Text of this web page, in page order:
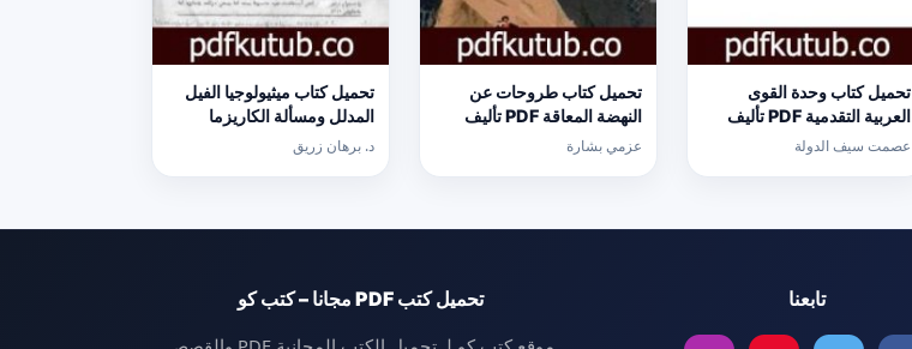
تحميل كتاب وحدة القوى
العربية التقدمية PDF تأليف
عصمت سيف الدولة مجانا
عصمت سيف الدولة
تحميل كتاب طروحات عن
النهضة المعاقة PDF تأليف
عزمي بشارة مجانا [كامل]
عزمي بشارة
تحميل كتاب ميثيولوجيا الفيل
المدلل ومسألة الكاريزما
د. برهان زريق
تابعنا
تحميل كتب PDF مجانا – كتب كو